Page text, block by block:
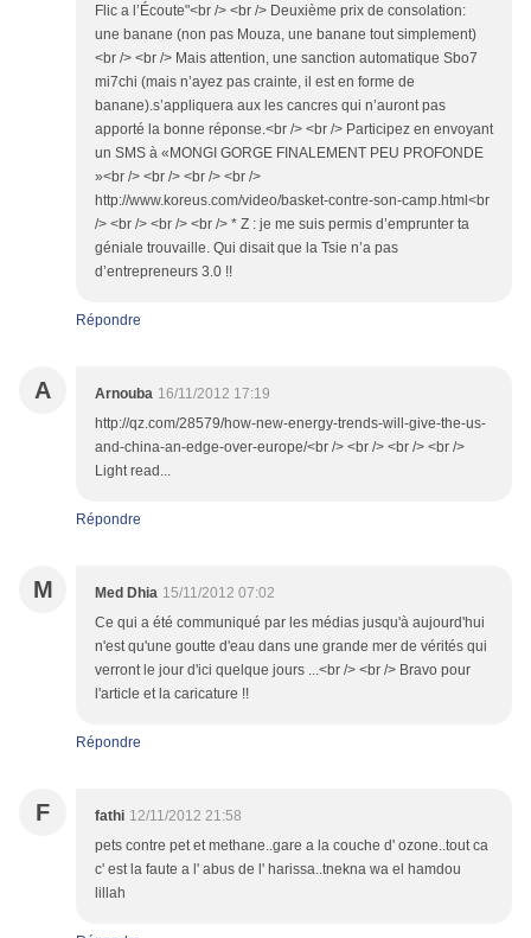
Flic a l’Écoute"<br /> <br /> Deuxième prix de consolation:
une banane (non pas Mouza, une banane tout simplement)
<br /> <br /> Mais attention, une sanction automatique Sbo7
mi7chi (mais n’ayez pas crainte, il est en forme de
banane).s’appliquera aux les cancres qui n’auront pas
apporté la bonne réponse.<br /> <br /> Participez en envoyant
un SMS à «MONGI GORGE FINALEMENT PEU PROFONDE
»<br /> <br /> <br /> <br />
http://www.koreus.com/video/basket-contre-son-camp.html<br
/> <br /> <br /> <br /> * Z : je me suis permis d’emprunter ta
géniale trouvaille. Qui disait que la Tsie n’a pas
d’entrepreneurs 3.0 !!
Répondre
A Arnouba 16/11/2012 17:19
http://qz.com/28579/how-new-energy-trends-will-give-the-us-
and-china-an-edge-over-europe/<br /> <br /> <br /> <br />
Light read...
Répondre
M Med Dhia 15/11/2012 07:02
Ce qui a été communiqué par les médias jusqu'à aujourd'hui
n'est qu'une goutte d'eau dans une grande mer de vérités qui
verront le jour d'ici quelque jours ...<br /> <br /> Bravo pour
l'article et la caricature !!
Répondre
F fathi 12/11/2012 21:58
pets contre pet et methane..gare a la couche d' ozone..tout ca
c' est la faute a l' abus de l' harissa..tnekna wa el hamdou
lillah